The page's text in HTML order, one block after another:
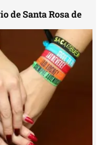
de Santa Rosa de